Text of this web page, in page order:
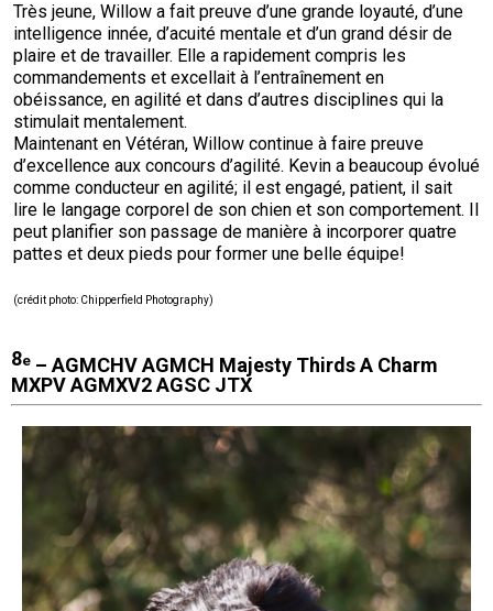
Très jeune, Willow a fait preuve d’une grande loyauté, d’une
intelligence innée, d’acuité mentale et d’un grand désir de
plaire et de travailler. Elle a rapidement compris les
commandements et excellait à l’entraînement en
obéissance, en agilité et dans d’autres disciplines qui la
stimulait mentalement.
Maintenant en Vétéran, Willow continue à faire preuve
d’excellence aux concours d’agilité. Kevin a beaucoup évolué
comme conducteur en agilité; il est engagé, patient, il sait
lire le langage corporel de son chien et son comportement. Il
peut planifier son passage de manière à incorporer quatre
pattes et deux pieds pour former une belle équipe!
(crédit photo: Chipperfield Photography)
8e – AGMCHV AGMCH Majesty Thirds A Charm
MXPV AGMXV2 AGSC JTX